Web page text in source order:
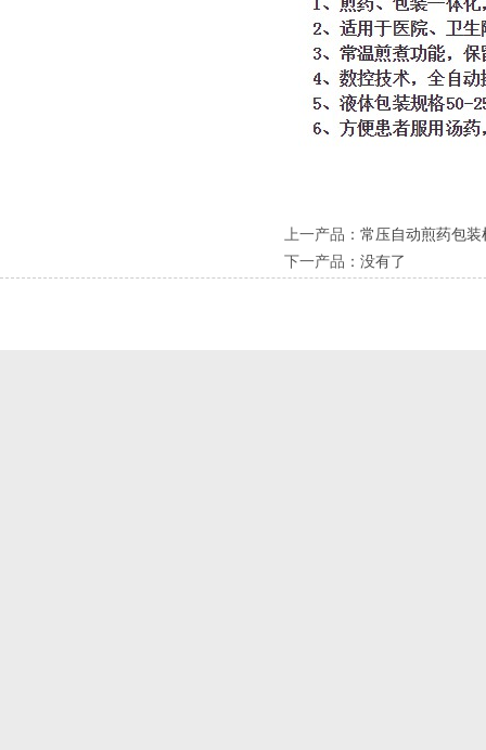
上一产品 ： 常压自动煎药包装
下一产品 ：没有了